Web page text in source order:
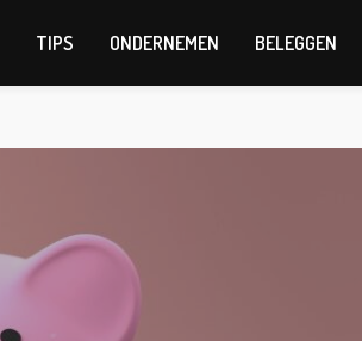
TIPS ONDERNEMEN BELEGGEN